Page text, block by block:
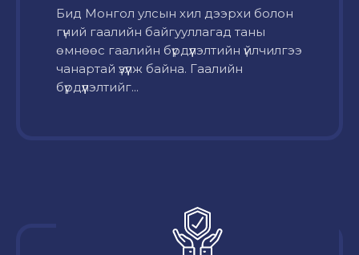
Бид Монгол улсын хил дээрхи болон
гүний гаалийн байгууллагад таны
өмнөөс гаалийн бүрдүүлэлтийн үйлчилгээ
чанартай үзүүлж байна. Гаалийн
бүрдүүлэлтийг...